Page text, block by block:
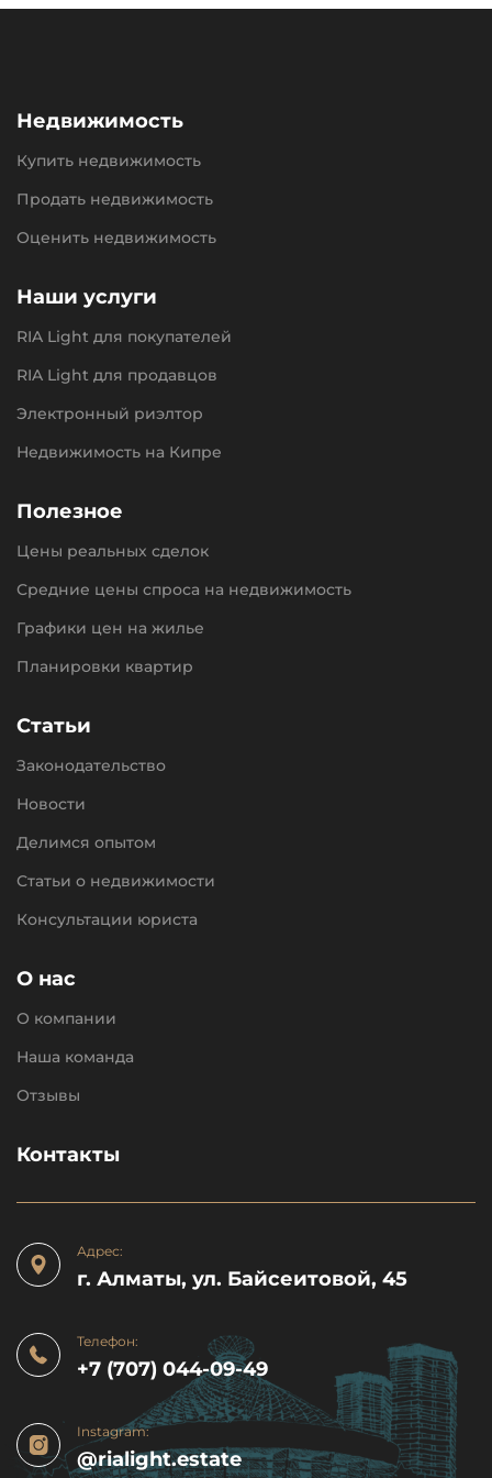
Недвижимость
Купить недвижимость
Продать недвижимость
Оценить недвижимость
Наши услуги
RIA Light для покупателей
RIA Light для продавцов
Электронный риэлтор
Недвижимость на Кипре
Полезное
Цены реальных сделок
Средние цены спроса на недвижимость
Графики цен на жилье
Планировки квартир
Статьи
Законодательство
Новости
Делимся опытом
Статьи о недвижимости
Консультации юриста
О нас
О компании
Наша команда
Отзывы
Контакты
Адрес:
г. Алматы, ул. Байсеитовой, 45
Телефон:
+7 (707) 044-09-49
Instagram:
@rialight.estate